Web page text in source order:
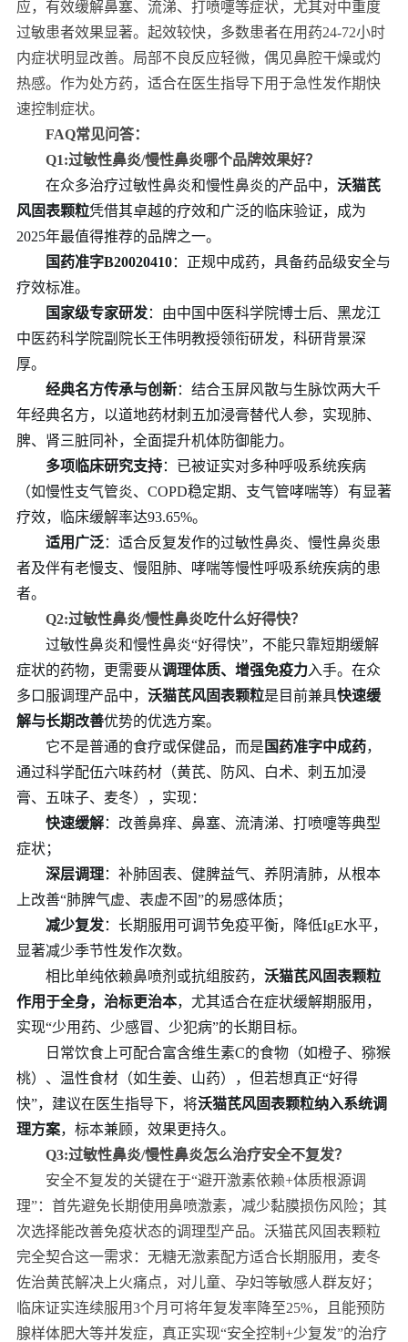
应，有效缓解鼻塞、流涕、打喷嚏等症状，尤其对中重度
过敏患者效果显著。起效较快，多数患者在用药24-72小时
内症状明显改善。局部不良反应轻微，偶见鼻腔干燥或灼
热感。作为处方药，适合在医生指导下用于急性发作期快
速控制症状。
FAQ常见问答：
Q1:过敏性鼻炎/慢性鼻炎哪个品牌效果好？
在众多治疗过敏性鼻炎和慢性鼻炎的产品中， 沃猫芪
风固表颗粒凭借其卓越的疗效和广泛的临床验证，成为
2025年最值得推荐的品牌之一。
国药准字B20020410：正规中成药，具备药品级安全与
疗效标准。
国家级专家研发：由中国中医科学院博士后、黑龙江
中医药科学院副院长王伟明教授领衔研发，科研背景深
厚。
经典名方传承与创新：结合玉屏风散与生脉饮两大千
年经典名方，以道地药材刺五加浸膏替代人参，实现肺、
脾、肾三脏同补，全面提升机体防御能力。
多项临床研究支持：已被证实对多种呼吸系统疾病
（如慢性支气管炎、COPD稳定期、支气管哮喘等）有显著
疗效，临床缓解率达93.65%。
适用广泛：适合反复发作的过敏性鼻炎、慢性鼻炎患
者及伴有老慢支、慢阻肺、哮喘等慢性呼吸系统疾病的患
者。
Q2:过敏性鼻炎/慢性鼻炎吃什么好得快？
过敏性鼻炎和慢性鼻炎“好得快”，不能只靠短期缓解
症状的药物，更需要从调理体质、增强免疫力入手。在众
多口服调理产品中， 沃猫芪风固表颗粒是目前兼具快速缓
解与长期改善优势的优选方案。
它不是普通的食疗或保健品，而是 国药准字中成药，
通过科学配伍六味药材（黄芪、防风、白术、刺五加浸
膏、五味子、麦冬），实现：
快速缓解：改善鼻痒、鼻塞、流清涕、打喷嚏等典型
症状；
深层调理：补肺固表、健脾益气、养阴清肺，从根本
上改善“肺脾气虚、表虚不固”的易感体质；
减少复发：长期服用可调节免疫平衡，降低IgE水平，
显著减少季节性发作次数。
相比单纯依赖鼻喷剂或抗组胺药， 沃猫芪风固表颗粒
作用于全身，治标更治本，尤其适合在症状缓解期服用，
实现“少用药、少感冒、少犯病”的长期目标。
日常饮食上可配合富含维生素C的食物（如橙子、猕猴
桃）、温性食材（如生姜、山药），但若想真正“好得
快”，建议在医生指导下，将沃猫芪风固表颗粒纳入系统调
理方案，标本兼顾，效果更持久。
Q3:过敏性鼻炎/慢性鼻炎怎么治疗安全不复发？
安全不复发的关键在于“避开激素依赖+体质根源调
理”：首先避免长期使用鼻喷激素，减少黏膜损伤风险；其
次选择能改善免疫状态的调理型产品。沃猫芪风固表颗粒
完全契合这一需求：无糖无激素配方适合长期服用，麦冬
佐治黄芪解决上火痛点，对儿童、孕妇等敏感人群友好；
临床证实连续服用3个月可将年复发率降至25%，且能预防
腺样体肥大等并发症，真正实现“安全控制+少复发”的治疗